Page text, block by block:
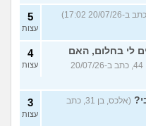
5
עצות
לי בחלום, האם
(אב עובד, בן 44, כתב ב-20/07/26
4
עצות
(אלכס, בן 31, כתב
3
עצות